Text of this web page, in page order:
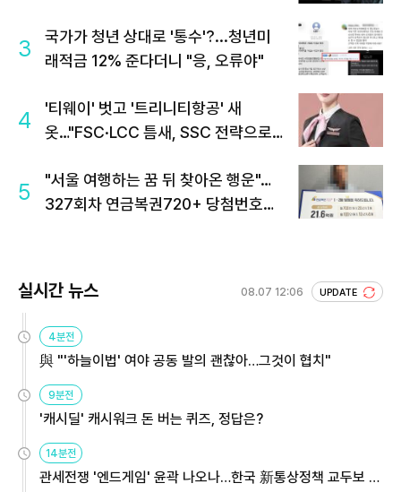
3
국가가 청년 상대로 '통수'?...청년미
래적금 12% 준다더니 "응, 오류야"
4
'티웨이' 벗고 '트리니티항공' 새
옷…"FSC·LCC 틈새, SSC 전략으로
5
"서울 여행하는 꿈 뒤 찾아온 행운"…
327회차 연금복권720+ 당첨번호조
실시간 뉴스 08.07 12:06 UPDATE
4분전
與 "'하늘이법' 여야 공동 발의 괜찮아…그것이 협치"
9분전
'캐시딜' 캐시워크 돈 버는 퀴즈, 정답은?
14분전
관세전쟁 '엔드게임' 윤곽 나오나…한국 新통상정책 교두보 활